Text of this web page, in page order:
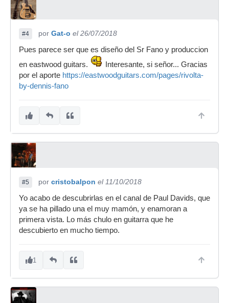
#4 por Gat-o el 26/07/2018
Pues parece ser que es diseño del Sr Fano y produccion
en eastwood guitars.
Interesante, si señor... Gracias
por el aporte https://eastwoodguitars.com/pages/rivolta-
by-dennis-fano
#5 por cristobalpon el 11/10/2018
Yo acabo de descubrirlas en el canal de Paul Davids, que
ya se ha pillado una el muy mamón, y enamoran a
primera vista. Lo más chulo en guitarra que he
descubierto en mucho tiempo.
1